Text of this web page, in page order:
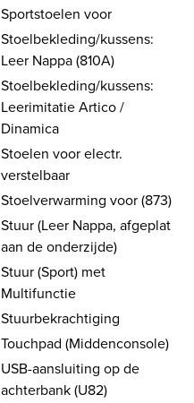
Sportstoelen voor
Stoelbekleding/kussens:
Leer Nappa (810A)
Stoelbekleding/kussens:
Leerimitatie Artico /
Dinamica
Stoelen voor electr.
verstelbaar
Stoelverwarming voor (873)
Stuur (Leer Nappa, afgeplat
aan de onderzijde)
Stuur (Sport) met
Multifunctie
Stuurbekrachtiging
Touchpad (Middenconsole)
USB-aansluiting op de
achterbank (U82)